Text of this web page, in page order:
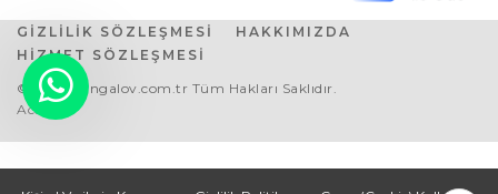
GİZLİLİK SÖZLEŞMESİ
HAKKIMIZDA
HİZMET SÖZLEŞMESİ
© 2021 Bungalov.com.tr Tüm Hakları Saklıdır.
Acente2